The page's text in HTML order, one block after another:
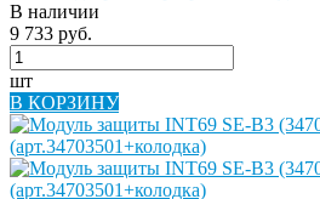
В наличии
9 733 руб.
шт
В КОРЗИНУ